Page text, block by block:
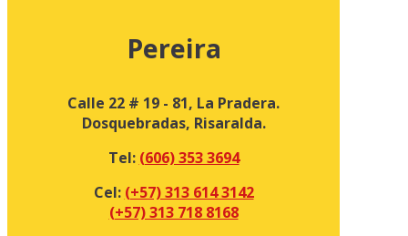
Pereira
Calle 22 # 19 - 81, La Pradera.
Dosquebradas, Risaralda.
Tel: (606) 353 3694
Cel: (+57) 313 614 3142
(+57) 313 718 8168